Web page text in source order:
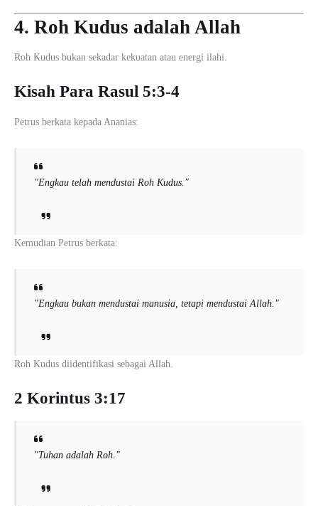
4. Roh Kudus adalah Allah
Roh Kudus bukan sekadar kekuatan atau energi ilahi.
Kisah Para Rasul 5:3-4
Petrus berkata kepada Ananias:
"Engkau telah mendustai Roh Kudus."
Kemudian Petrus berkata:
"Engkau bukan mendustai manusia, tetapi mendustai Allah."
Roh Kudus diidentifikasi sebagai Allah.
2 Korintus 3:17
"Tuhan adalah Roh."